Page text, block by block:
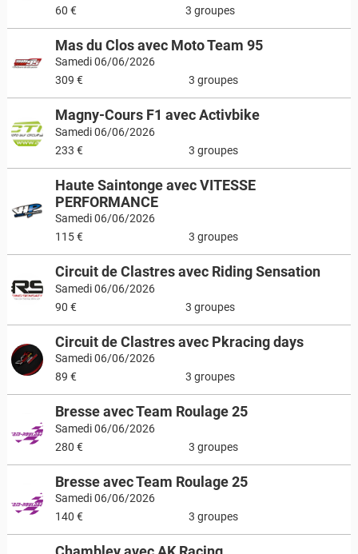
60 €
3 groupes
Mas du Clos avec Moto Team 95
Samedi 06/06/2026
309 €
3 groupes
Magny-Cours F1 avec Activbike
Samedi 06/06/2026
233 €
3 groupes
Haute Saintonge avec VITESSE
PERFORMANCE
Samedi 06/06/2026
115 €
3 groupes
Circuit de Clastres avec Riding Sensation
Samedi 06/06/2026
90 €
3 groupes
Circuit de Clastres avec Pkracing days
Samedi 06/06/2026
89 €
3 groupes
Bresse avec Team Roulage 25
Samedi 06/06/2026
280 €
3 groupes
Bresse avec Team Roulage 25
Samedi 06/06/2026
140 €
3 groupes